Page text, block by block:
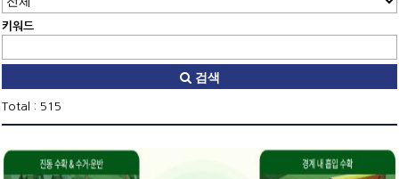
키워드
검색
Total : 515